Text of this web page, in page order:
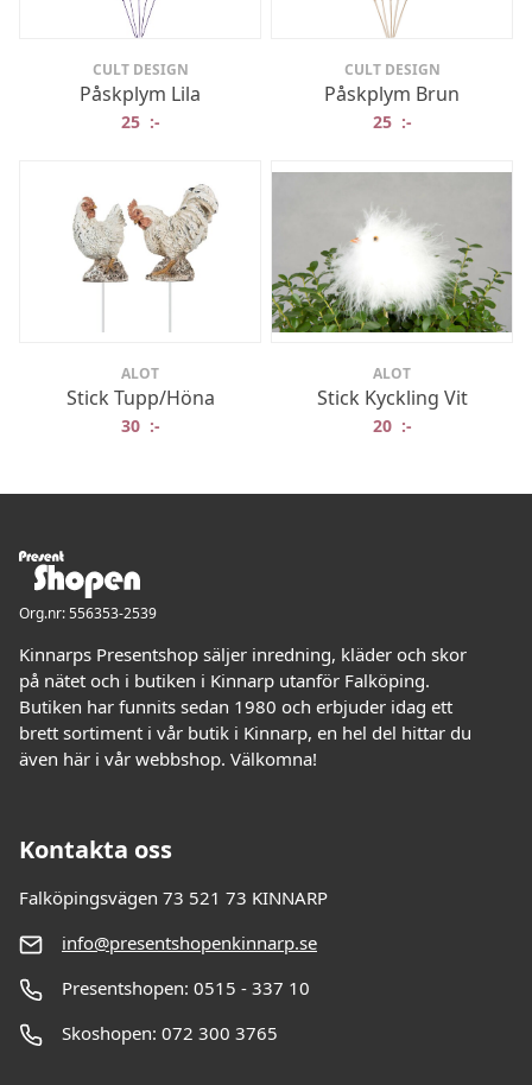
CULT DESIGN
Påskplym Lila
25 :-
CULT DESIGN
Påskplym Brun
25 :-
ALOT
Stick Tupp/Höna
30 :-
ALOT
Stick Kyckling Vit
20 :-
Org.nr: 556353-2539
Kinnarps Presentshop säljer inredning, kläder och skor
på nätet och i butiken i Kinnarp utanför Falköping.
Butiken har funnits sedan 1980 och erbjuder idag ett
brett sortiment i vår butik i Kinnarp, en hel del hittar du
även här i vår webbshop. Välkomna!
Kontakta oss
Falköpingsvägen 73 521 73 KINNARP
info@presentshopenkinnarp.se
Presentshopen: 0515 - 337 10
Skoshopen: 072 300 3765